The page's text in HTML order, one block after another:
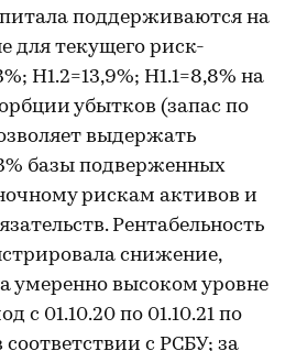
поддерживаются на
для текущего риск-
Н1.2=13,9%; Н1.1=8,8% на
убытков (запас по
выдержать
базы подверженных
рискам активов и
Рентабельность
снижение,
умеренно высоком уровне
с 01.10.20 по 01.10.21 по
с РСБУ; за